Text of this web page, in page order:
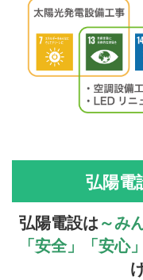
弘陽電
弘陽電設は～み
「安全」「安心